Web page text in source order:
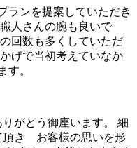
ランを提案していただき
人さんの腕も良いで
回数も多くしていただ
げで当初考えていなか
す。
がとう御座います。 細
頂き お客様の思いを形